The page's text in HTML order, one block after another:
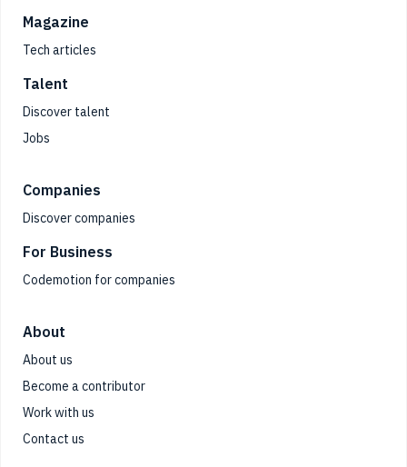
Magazine
Tech articles
Talent
Discover talent
Jobs
Companies
Discover companies
For Business
Codemotion for companies
About
About us
Become a contributor
Work with us
Contact us